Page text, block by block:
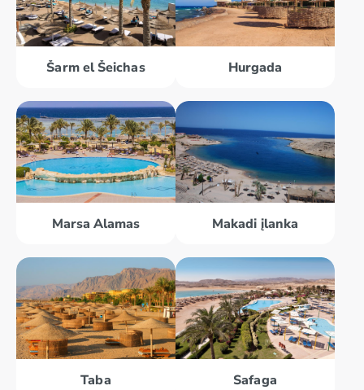
Šarm el Šeichas Hurgada
Marsa Alamas Makadi įlanka
Taba Safaga